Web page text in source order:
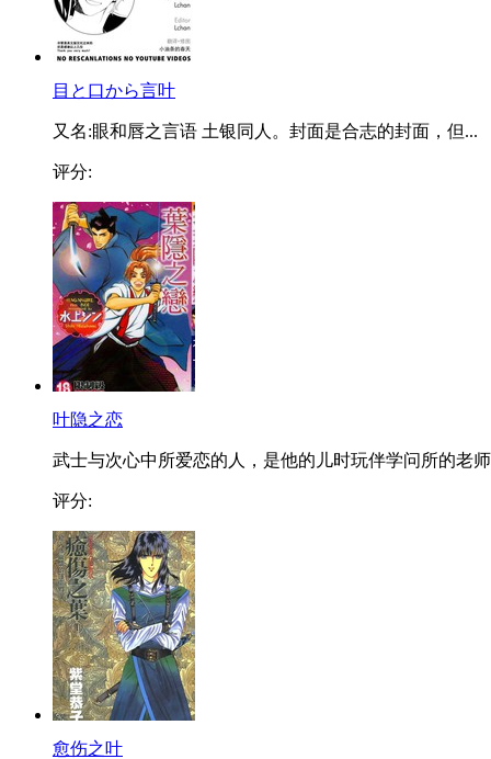
目と口から言叶
又名:眼和唇之言语 土银同人。封面是合志的封面，但...
评分:
叶隐之恋
武士与次心中所爱恋的人，是他的儿时玩伴学问所的老
评分:
愈伤之叶